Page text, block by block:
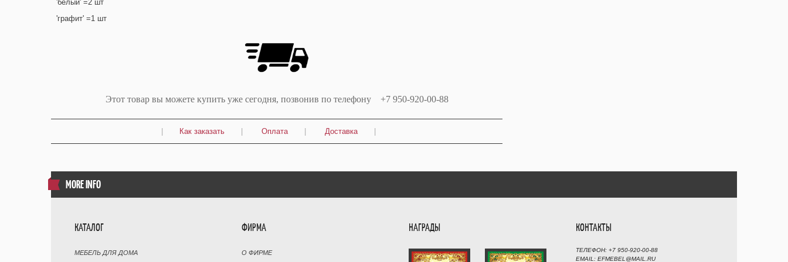
'белый' =2 шт
'графит' =1 шт
Этот товар вы можете купить уже сегодня, позвонив по телефону +7 950-920-00-88
Как заказать Оплата Доставка
MORE INFO
КАТАЛОГ
МЕБЕЛЬ ДЛЯ ДОМА
ФИРМА
О ФИРМЕ
НАГРАДЫ КОНТАКТЫ
ТЕЛЕФОН: +7 950-920-00-88
EMAIL: EFMEBEL@MAIL.RU